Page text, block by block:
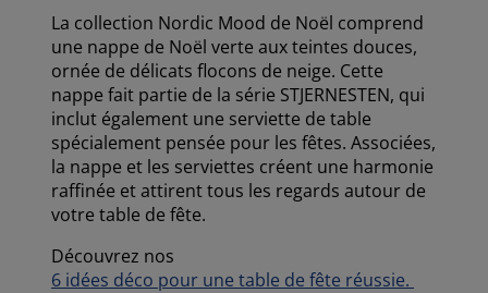
La collection Nordic Mood de Noël comprend
une nappe de Noël verte aux teintes douces,
ornée de délicats flocons de neige. Cette
nappe fait partie de la série STJERNESTEN, qui
inclut également une serviette de table
spécialement pensée pour les fêtes. Associées,
la nappe et les serviettes créent une harmonie
raffinée et attirent tous les regards autour de
votre table de fête.
Découvrez nos
6 idées déco pour une table de fête réussie.